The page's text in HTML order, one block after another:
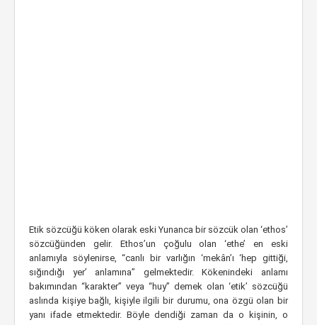
Etik sözcüğü köken olarak eski Yunanca bir sözcük olan ‘ethos’
sözcüğünden gelir. Ethos’un çoğulu olan ‘ethe’ en eski
anlamıyla söylenirse, “canlı bir varlığın ‘mekân’ı ‘hep gittiği,
sığındığı yer’ anlamına” gelmektedir.Kökenindeki anlamı
bakımından “karakter” veya “huy” demek olan ‘etik’ sözcüğü
aslında kişiye bağlı, kişiyle ilgili bir durumu, ona özgü olan bir
yanı ifade etmektedir. Böyle dendiği zaman da o kişinin, o